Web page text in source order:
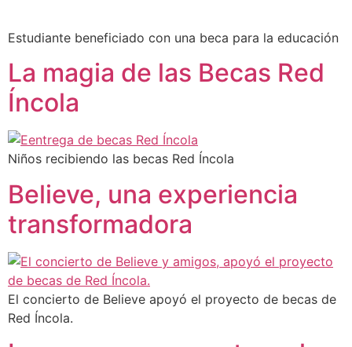
Estudiante beneficiado con una beca para la educación
La magia de las Becas Red
Íncola
Niños recibiendo las becas Red Íncola
Believe, una experiencia
transformadora
El concierto de Believe apoyó el proyecto de becas de
Red Íncola.